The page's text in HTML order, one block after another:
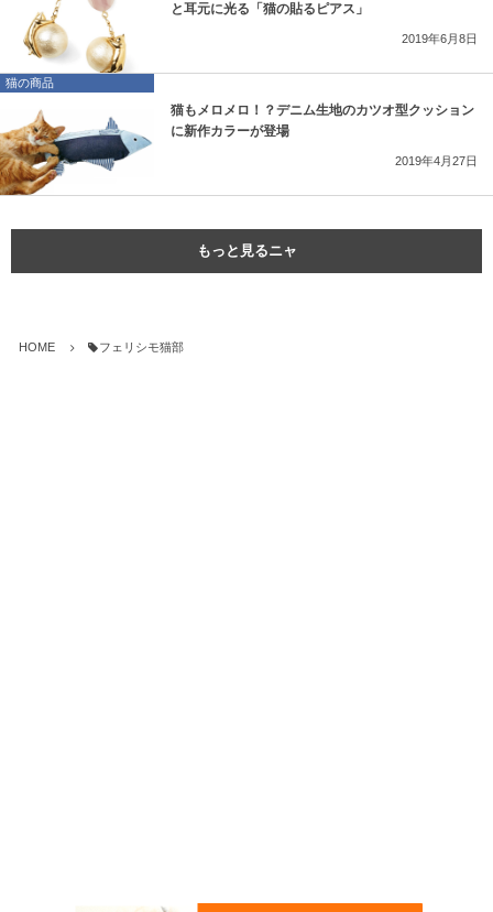
と耳元に光る「猫の貼るピアス」
2019年6月8日
猫の商品
猫もメロメロ！？デニム生地のカツオ型クッション
に新作カラーが登場
2019年4月27日
もっと見るニャ
HOME フェリシモ猫部